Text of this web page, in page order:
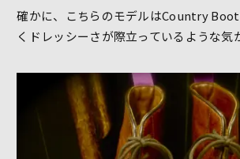
確かに、こちらのモデルはCountry
くドレッシーさが際立っているような気